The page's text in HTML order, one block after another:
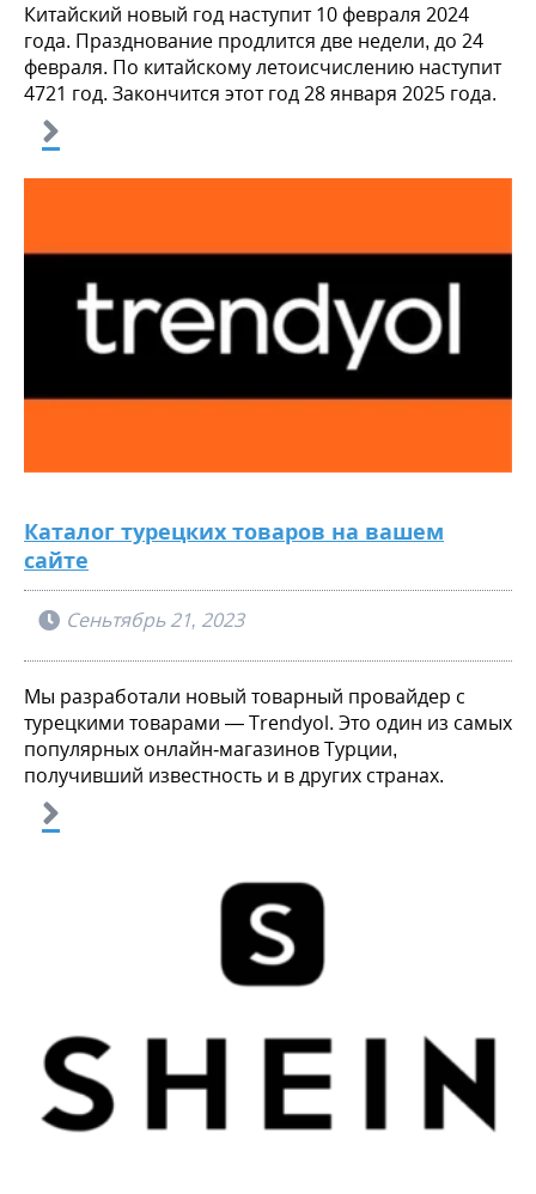
Китайский новый год наступит 10 февраля 2024
года. Празднование продлится две недели, до 24
февраля. По китайскому летоисчислению наступит
4721 год. Закончится этот год 28 января 2025 года.
Каталог турецких товаров на вашем
сайте
Сеньтябрь 21, 2023
Мы разработали новый товарный провайдер с
турецкими товарами — Trendyol. Это один из самых
популярных онлайн-магазинов Турции,
получивший известность и в других странах.